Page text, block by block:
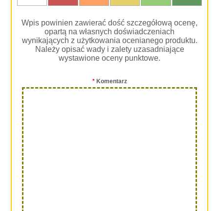
Wpis powinien zawierać dość szczegółową ocenę,
opartą na własnych doświadczeniach
wynikających z użytkowania ocenianego produktu.
Należy opisać wady i zalety uzasadniające
wystawione oceny punktowe.
*Komentarz